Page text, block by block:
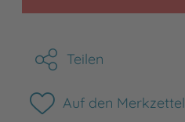
Teilen
Auf den Merkzettel